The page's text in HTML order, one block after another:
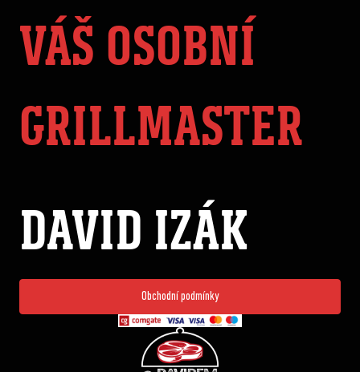
VÁŠ OSOBNÍ
GRILLMASTER
DAVID IZÁK
Obchodní podmínky